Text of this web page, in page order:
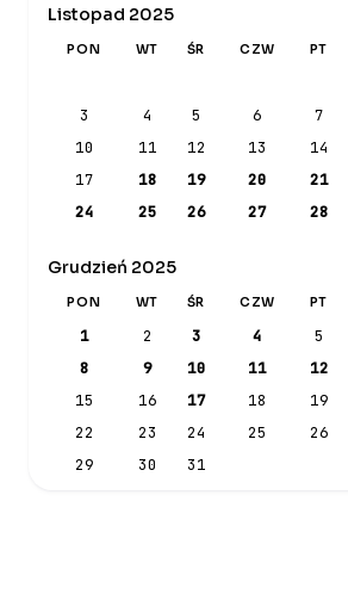
Listopad 2025
PON WT ŚR CZW PT
3
4 5 6 7
10
11 12 13 14
17
18 19 20 21
24
25 26 27 28
Grudzień 2025
PON WT ŚR CZW PT
1 2 3 4 5
8
9 10 11 12
15
16 17 18 19
22
23 24 25 26
29
30 31